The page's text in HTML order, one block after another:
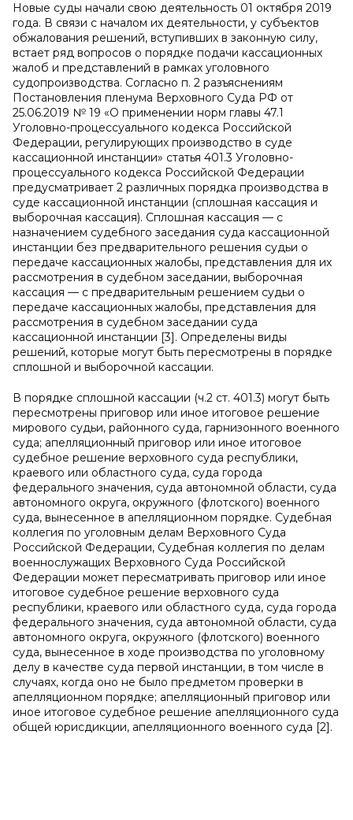
Новые суды начали свою деятельность 01 октября 2019
года. В связи с началом их деятельности, у субъектов
обжалования решений, вступивших в законную силу,
встает ряд вопросов о порядке подачи кассационных
жалоб и представлений в рамках уголовного
судопроизводства. Согласно п. 2 разъяснениям
Постановления пленума Верховного Суда РФ от
25.06.2019 № 19 «О применении норм главы 47.1
Уголовно-процессуального кодекса Российской
Федерации, регулирующих производство в суде
кассационной инстанции» статья 401.3 Уголовно-
процессуального кодекса Российской Федерации
предусматривает 2 различных порядка производства в
суде кассационной инстанции (сплошная кассация и
выборочная кассация). Сплошная кассация — с
назначением судебного заседания суда кассационной
инстанции без предварительного решения судьи о
передаче кассационных жалобы, представления для их
рассмотрения в судебном заседании, выборочная
кассация — с предварительным решением судьи о
передаче кассационных жалобы, представления для
рассмотрения в судебном заседании суда
кассационной инстанции [3]. Определены виды
решений, которые могут быть пересмотрены в порядке
сплошной и выборочной кассации.
В порядке сплошной кассации (ч.2 ст. 401.3) могут быть
пересмотрены приговор или иное итоговое решение
мирового судьи, районного суда, гарнизонного военного
суда; апелляционный приговор или иное итоговое
судебное решение верховного суда республики,
краевого или областного суда, суда города
федерального значения, суда автономной области, суда
автономного округа, окружного (флотского) военного
суда, вынесенное в апелляционном порядке. Судебная
коллегия по уголовным делам Верховного Суда
Российской Федерации, Судебная коллегия по делам
военнослужащих Верховного Суда Российской
Федерации может пересматривать приговор или иное
итоговое судебное решение верховного суда
республики, краевого или областного суда, суда города
федерального значения, суда автономной области, суда
автономного округа, окружного (флотского) военного
суда, вынесенное в ходе производства по уголовному
делу в качестве суда первой инстанции, в том числе в
случаях, когда оно не было предметом проверки в
апелляционном порядке; апелляционный приговор или
иное итоговое судебное решение апелляционного суда
общей юрисдикции, апелляционного военного суда [2].